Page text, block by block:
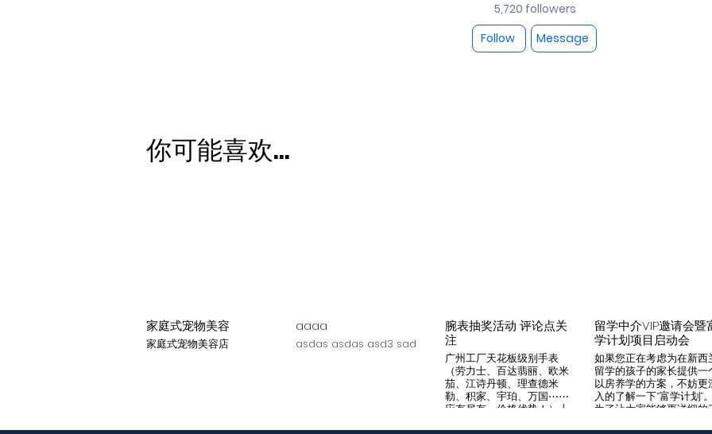
5,720 followers
Follow
Message
你可能喜欢...
家庭式宠物美容
家庭式宠物美容店
aaaa
asdas asdas asd3 sad
腕表抽奖活动 评论点关
注
广州工厂天花板级别手表
（劳力士、百达翡丽、欧米
茄、江诗丹顿、理查德米
勒、积家、宇珀、万国⋯⋯
应有尽有，价格优势！）十
留学中介VIP邀请会暨
学计划项目启动会
如果您正在考虑为在新西
留学的孩子的家长提供一
以房养学的方案，不妨更
入的了解一下“富学计划”。
为了让大家能够更详细的